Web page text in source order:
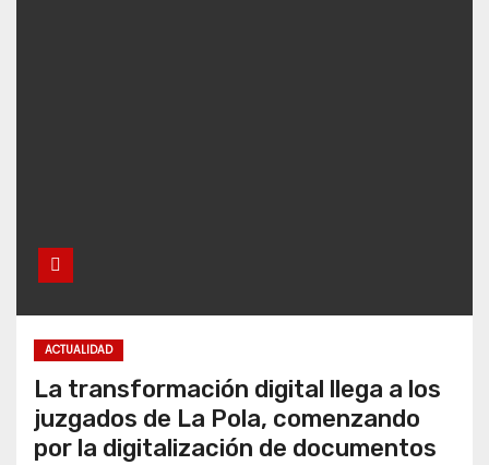
ACTUALIDAD
La transformación digital llega a los
juzgados de La Pola, comenzando
por la digitalización de documentos